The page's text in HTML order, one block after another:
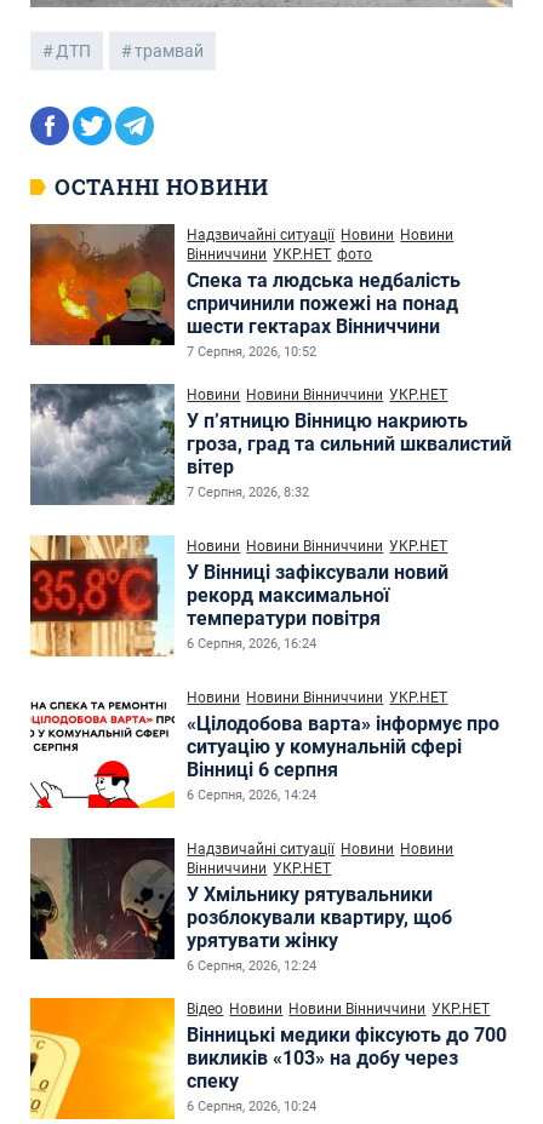
ДТП трамвай
ОСТАННІ НОВИНИ
Надзвичайні ситуації Новини Новини
Вінниччини УКР.НЕТ фото
Спека та людська недбалість
спричинили пожежі на понад
шести гектарах Вінниччини
7 Серпня, 2026, 10:52
Новини Новини Вінниччини УКР.НЕТ
У п’ятницю Вінницю накриють
гроза, град та сильний шквалистий
вітер
7 Серпня, 2026, 8:32
Новини Новини Вінниччини УКР.НЕТ
У Вінниці зафіксували новий
рекорд максимальної
температури повітря
6 Серпня, 2026, 16:24
Новини Новини Вінниччини УКР.НЕТ
«Цілодобова варта» інформує про
ситуацію у комунальній сфері
Вінниці 6 серпня
6 Серпня, 2026, 14:24
Надзвичайні ситуації Новини Новини
Вінниччини УКР.НЕТ
У Хмільнику рятувальники
розблокували квартиру, щоб
урятувати жінку
6 Серпня, 2026, 12:24
Відео Новини Новини Вінниччини УКР.НЕТ
Вінницькі медики фіксують до 700
викликів «103» на добу через
спеку
6 Серпня, 2026, 10:24